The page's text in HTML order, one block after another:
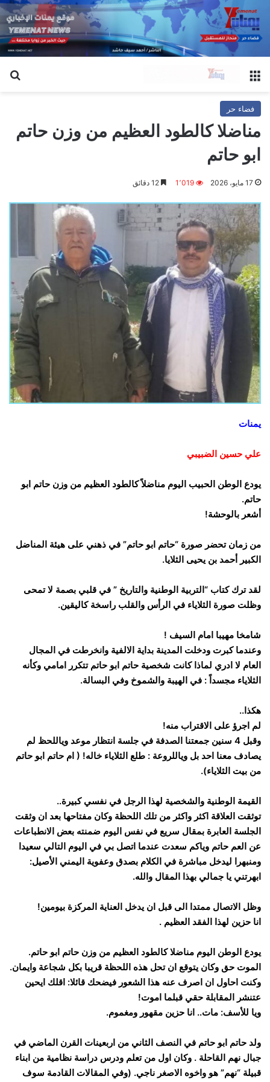
القائمة
فضاء حر
مناضلا كالطود العظيم من وزن حاتم
ابو حاتم
17 مايو، 2026 1٬019
يمنات
علي حسين الضبيبي
يودع الوطن الحبيب اليوم مناضلاً كالطود العظيم من وزن حاتم ابو
حاتم.
أشعر بالوحشة!
من زمان تحضر صورة “حاتم ابو حاتم” في ذهني على هيئة المناضل
الكبير أحمد بن يحيى الثلايا.
لقد ترك كتاب “التربية الوطنية والتاريخ ” في قلبي بصمة لا تمحى
وظلت صورة الثلاياء في الرأس والقلب راسخة كاليقين.
شامخا مهيبا امام السيف !
وعندما كبرت ودخلت المدينة بداية الالفية وانخرطت في المجال
العام لا ادري لماذا كانت شخصية حاتم ابو حاتم تتكرر امامي وكأنه
الثلاياء مجسداً : في الهيبة والشموخ وفي البسالة.
هكذا..
لم اجرؤ على الاقتراب منه!
وقبل 4 سنين جمعتنا الصدفة في جلسة انتظار موعد وياللحظ لم
يصادف معنا احد بل وياللروعة : طلع الثلاياء خاله! ( ام حاتم ابو حاتم
من بيت الثلاياء).
القيمة الوطنية والشخصية لهذا الرجل في نفسي كبيرة..
توثقت العلاقة اكثر واكثر من تلك اللحظة وكان مفتاحها بعد ان وثقت
الجلسة العابرة بمقال سريع في نفس اليوم ضمنته بعض الانطباعات
عن العم حاتم وياكم سعدت عندما اتصل بي في اليوم التالي سعيدا
ومنبهرا ليدخل مباشرة في الكلام بصدق وعفوية اليمني الأصيل:
ابهرتني يا جمالي بهذا المقال والله.
وظل الاتصال ممتدا الى قبل ان يدخل العناية المركزة بيومين!
انا حزين لهذا الفقد العظيم .
يودع الوطن اليوم مناضلا كالطود العظيم من وزن حاتم ابو حاتم.
الموت حق وكان يتوقع ان تحل هذه اللحظة قريبا بكل شجاعة وايمان.
وكنت احاول ان اصرف عنه هذا الشعور فيضحك قائلا: اقلك ايحين
عتنشر المقابلة حقي قبلما اموت!
ويا للأسف: مات.. انا حزين مقهور ومغموم.
ولد حاتم ابو حاتم في النصف الثاني من اربعينات القرن الماضي في
جبال نهم القاحلة . وكان اول من تعلم ودرس دراسة نظامية من ابناء
قبيلة “نهم” هو واخوه الاصغر ناجي. (وفي المقالات القادمة سوف